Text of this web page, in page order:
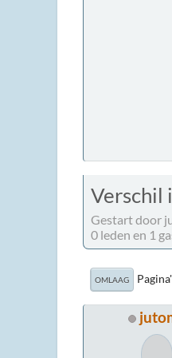
Verschil
Gestart door
0 leden en 1
OMLAAG